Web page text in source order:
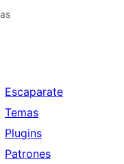
Escaparate
Temas
Plugins
Patrones